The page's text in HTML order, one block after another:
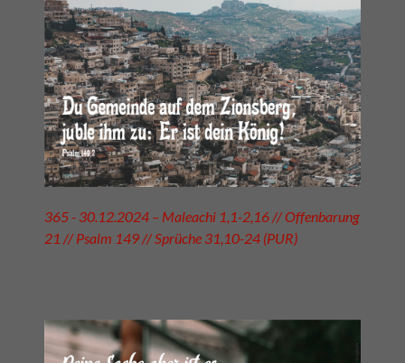
365 - 30.12.2024 – Maleachi 1,1-2,16 // Offenbarung
21 // Psalm 149 // Sprüche 31,10-24 (PUR)